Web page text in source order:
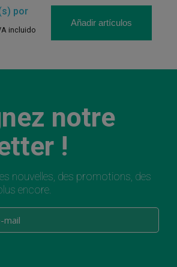
por
incluido
Añadir artículos
notre
!
nouvelles, des promotions, des
encore.